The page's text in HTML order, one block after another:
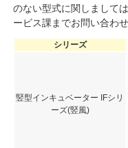
のない型式に関しまして
ービス課までお問い合わせ
シリーズ
竪型インキュベーター IFシリ
ーズ(竪風)